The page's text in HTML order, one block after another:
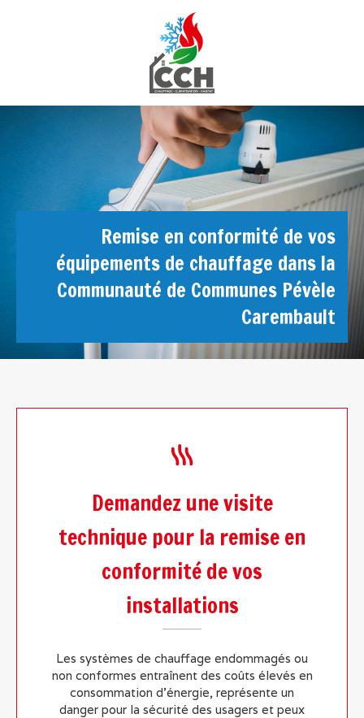
Remise en conformité de vos
équipements de chauffage dans la
Communauté de Communes Pévèle
Carembault
Demandez une visite
technique pour la remise en
conformité de vos
installations
Les systèmes de chauffage endommagés ou
non conformes entraînent des coûts élevés en
consommation d'énergie, représente un
danger pour la sécurité des usagers et peux